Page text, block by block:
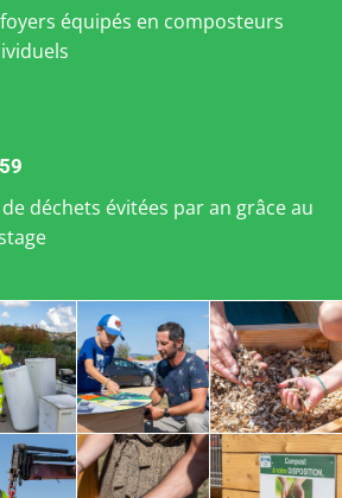
équipés en composteurs
déchets évitées par an grâce au